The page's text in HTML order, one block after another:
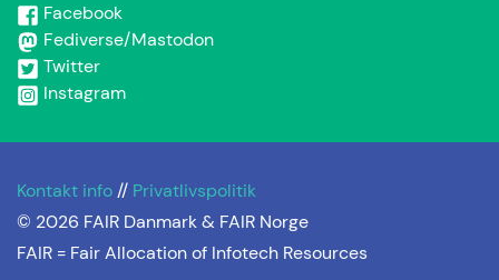
Facebook
Fediverse/Mastodon
Twitter
Instagram
Kontakt info// Privatlivspolitik
© 2026 FAIR Danmark & FAIR Norge
FAIR = Fair Allocation of Infotech Resources